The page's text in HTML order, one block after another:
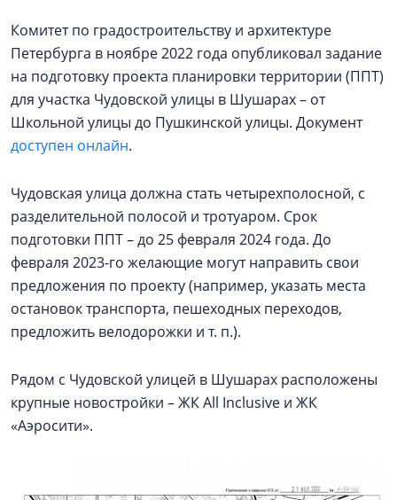
Комитет по градостроительству и архитектуре
Петербурга в ноябре 2022 года опубликовал задание
на подготовку проекта планировки территории (ППТ)
для участка Чудовской улицы в Шушарах – от
Школьной улицы до Пушкинской улицы. Документ
доступен онлайн.
Чудовская улица должна стать четырехполосной, с
разделительной полосой и тротуаром. Срок
подготовки ППТ – до 25 февраля 2024 года. До
февраля 2023-го желающие могут направить свои
предложения по проекту (например, указать места
остановок транспорта, пешеходных переходов,
предложить велодорожки и т. п.).
Рядом с Чудовской улицей в Шушарах расположены
крупные новостройки – ЖК All Inclusive и ЖК
«Аэросити».